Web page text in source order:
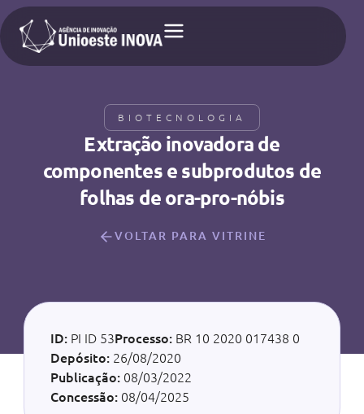
BIOTECNOLOGIA
Extração inovadora de
componentes e subprodutos de
folhas de ora-pro-nóbis
VOLTAR PARA VITRINE
ID: PI ID 53Processo: BR 10 2020 017438 0
Depósito: 26/08/2020
Publicação: 08/03/2022
Concessão: 08/04/2025